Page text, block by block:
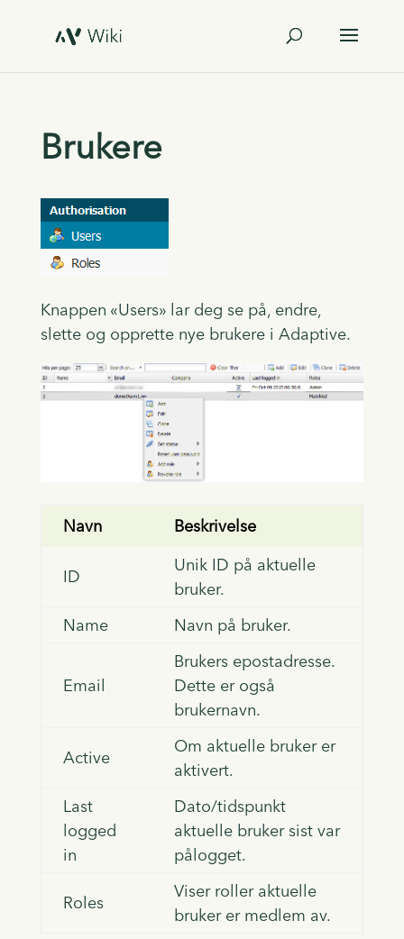
Brukere
Knappen «Users» lar deg se på, endre,
slette og opprette nye brukere i Adaptive.
Navn Beskrivelse
ID
Unik ID på aktuelle
bruker.
Name
Navn på bruker.
Email
Brukers epostadresse.
Dette er også
brukernavn.
Active
Om aktuelle bruker er
aktivert.
Last
logged
in
Dato/tidspunkt
aktuelle bruker sist var
pålogget.
Roles
Viser roller aktuelle
bruker er medlem av.